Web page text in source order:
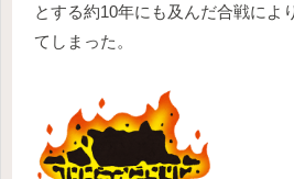
とする約10年にも及んだ合戦によ
てしまった。